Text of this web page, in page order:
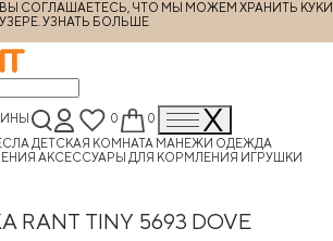
СОГЛАШАЕТЕСЬ, ЧТО МЫ МОЖЕМ ХРАНИТЬ КУКИ
УЗНАТЬ БОЛЬШЕ
0
0
ДЕТСКАЯ КОМНАТА МАНЕЖИ ОДЕЖДА
АКСЕССУАРЫ ДЛЯ КОРМЛЕНИЯ ИГРУШКИ
TINY 5693 DOVE